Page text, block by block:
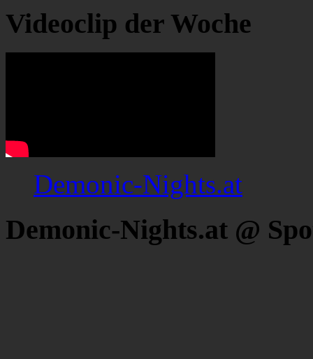
Videoclip der Woche
Demonic-Nights.at
Demonic-Nights.at @